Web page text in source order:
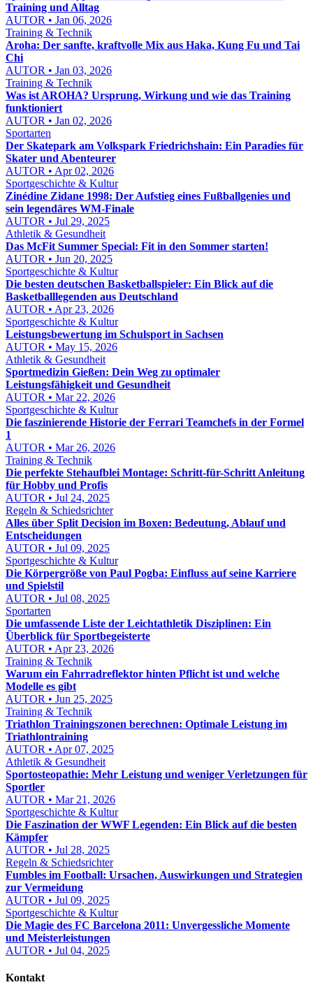
Training und Alltag
AUTOR • Jan 06, 2026
Training & Technik
Aroha: Der sanfte, kraftvolle Mix aus Haka, Kung Fu und Tai
Chi
AUTOR • Jan 03, 2026
Training & Technik
Was ist AROHA? Ursprung, Wirkung und wie das Training
funktioniert
AUTOR • Jan 02, 2026
Sportarten
Der Skatepark am Volkspark Friedrichshain: Ein Paradies für
Skater und Abenteurer
AUTOR • Apr 02, 2026
Sportgeschichte & Kultur
Zinédine Zidane 1998: Der Aufstieg eines Fußballgenies und
sein legendäres WM-Finale
AUTOR • Jul 29, 2025
Athletik & Gesundheit
Das McFit Summer Special: Fit in den Sommer starten!
AUTOR • Jun 20, 2025
Sportgeschichte & Kultur
Die besten deutschen Basketballspieler: Ein Blick auf die
Basketballlegenden aus Deutschland
AUTOR • Apr 23, 2026
Sportgeschichte & Kultur
Leistungsbewertung im Schulsport in Sachsen
AUTOR • May 15, 2026
Athletik & Gesundheit
Sportmedizin Gießen: Dein Weg zu optimaler
Leistungsfähigkeit und Gesundheit
AUTOR • Mar 22, 2026
Sportgeschichte & Kultur
Die faszinierende Historie der Ferrari Teamchefs in der Formel
1
AUTOR • Mar 26, 2026
Training & Technik
Die perfekte Stehaufblei Montage: Schritt-für-Schritt Anleitung
für Hobby und Profis
AUTOR • Jul 24, 2025
Regeln & Schiedsrichter
Alles über Split Decision im Boxen: Bedeutung, Ablauf und
Entscheidungen
AUTOR • Jul 09, 2025
Sportgeschichte & Kultur
Die Körpergröße von Paul Pogba: Einfluss auf seine Karriere
und Spielstil
AUTOR • Jul 08, 2025
Sportarten
Die umfassende Liste der Leichtathletik Disziplinen: Ein
Überblick für Sportbegeisterte
AUTOR • Apr 23, 2026
Training & Technik
Warum ein Fahrradreflektor hinten Pflicht ist und welche
Modelle es gibt
AUTOR • Jun 25, 2025
Training & Technik
Triathlon Trainingszonen berechnen: Optimale Leistung im
Triathlontraining
AUTOR • Apr 07, 2025
Athletik & Gesundheit
Sportosteopathie: Mehr Leistung und weniger Verletzungen für
Sportler
AUTOR • Mar 21, 2026
Sportgeschichte & Kultur
Die Faszination der WWF Legenden: Ein Blick auf die besten
Kämpfer
AUTOR • Jul 28, 2025
Regeln & Schiedsrichter
Fumbles im Football: Ursachen, Auswirkungen und Strategien
zur Vermeidung
AUTOR • Jul 09, 2025
Sportgeschichte & Kultur
Die Magie des FC Barcelona 2011: Unvergessliche Momente
und Meisterleistungen
AUTOR • Jul 04, 2025
Kontakt